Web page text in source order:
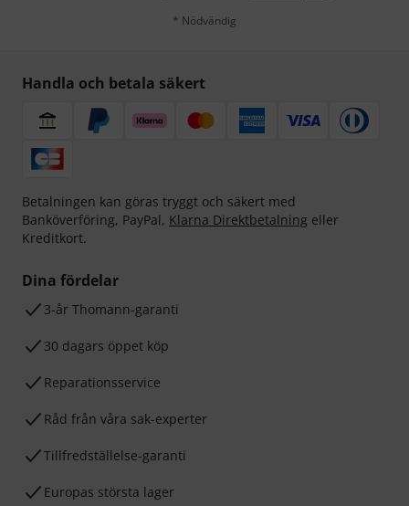
* Nödvändig
Handla och betala säkert
Betalningen kan göras tryggt och säkert med
Banköverföring, PayPal, Klarna Direktbetalning eller
Kreditkort.
Dina fördelar
3-år Thomann-garanti
30 dagars öppet köp
Reparationsservice
Råd från våra sak-experter
Tillfredställelse-garanti
Europas största lager